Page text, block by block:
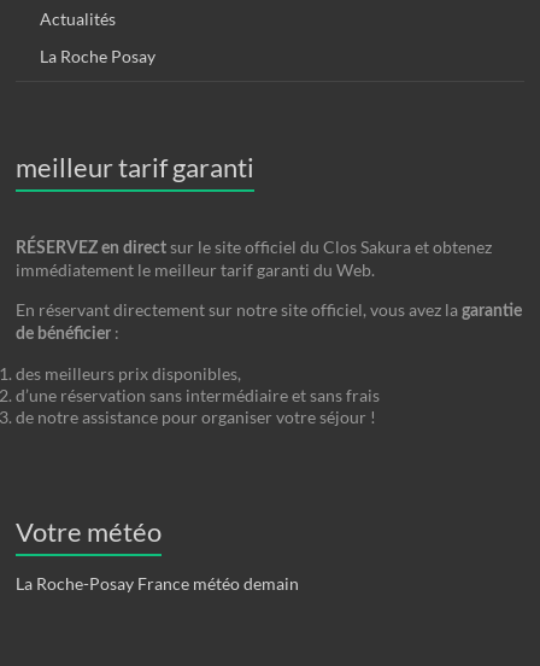
Actualités
La Roche Posay
meilleur tarif garanti
RÉSERVEZ en direct sur le site officiel du Clos Sakura et obtenez
immédiatement le meilleur tarif garanti du Web.
En réservant directement sur notre site officiel, vous avez lagarantie
de bénéficier :
des meilleurs prix disponibles,
d’une réservation sans intermédiaire et sans frais
de notre assistance pour organiser votre séjour !
Votre météo
La Roche-Posay France météo demain